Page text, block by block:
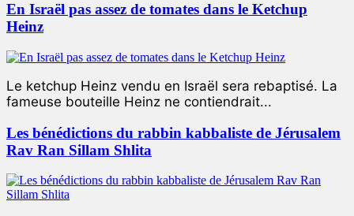
En Israël pas assez de tomates dans le Ketchup
Heinz
Le ketchup Heinz vendu en Israël sera rebaptisé. La
fameuse bouteille Heinz ne contiendrait...
Les bénédictions du rabbin kabbaliste de Jérusalem
Rav Ran Sillam Shlita